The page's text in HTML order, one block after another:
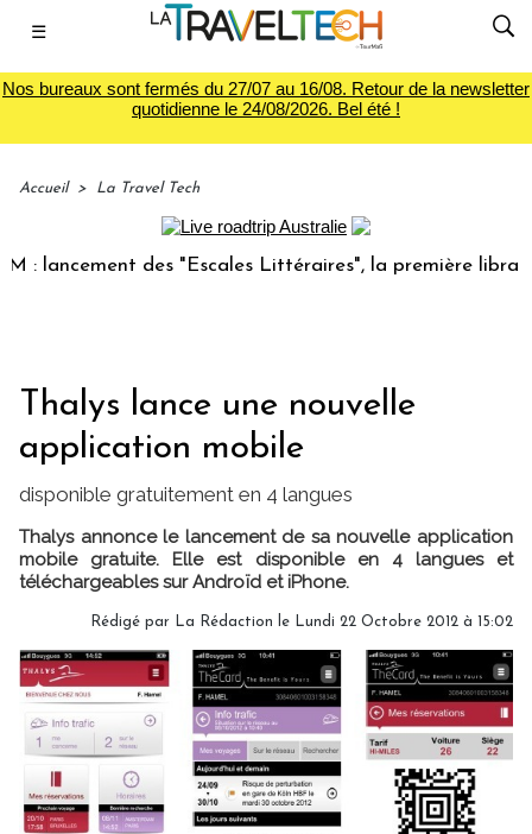
☰
Nos bureaux sont fermés du 27/07 au 16/08. Retour de la newsletter
quotidienne le 24/08/2026. Bel été !
Accueil > La Travel Tech
des "Escales Littéraires", la première librairie
Thalys lance une nouvelle
application mobile
disponible gratuitement en 4 langues
Thalys annonce le lancement de sa nouvelle application
mobile gratuite. Elle est disponible en 4 langues et
téléchargeables sur Androïd et iPhone.
Rédigé par La Rédaction le Lundi 22 Octobre 2012 à 15:02